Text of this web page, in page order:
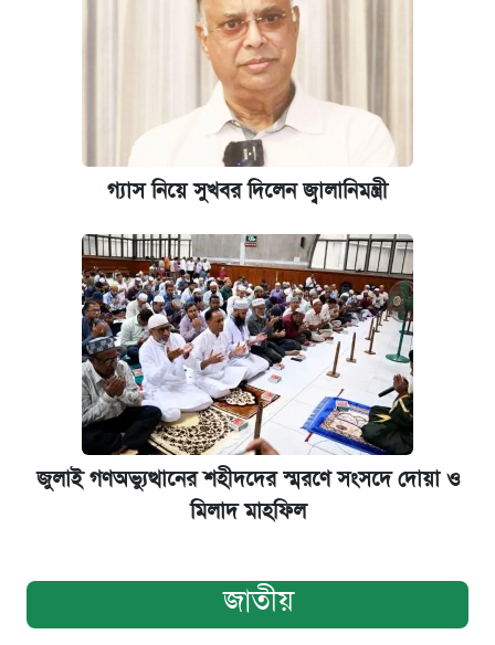
গ্যাস নিয়ে সুখবর দিলেন জ্বালানিমন্ত্রী
জুলাই গণঅভ্যুত্থানের শহীদদের স্মরণে সংসদে দোয়া ও
মিলাদ মাহফিল
জাতীয়